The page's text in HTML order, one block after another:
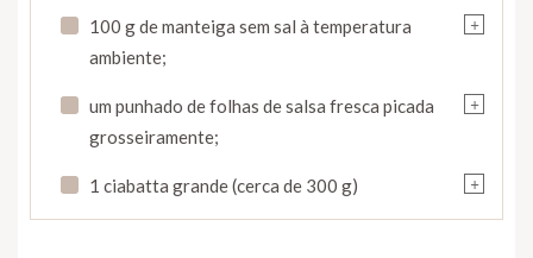
+
100 g de manteiga sem sal à temperatura
ambiente;
+
um punhado de folhas de salsa fresca picada
grosseiramente;
+
1 ciabatta grande (cerca de 300 g)